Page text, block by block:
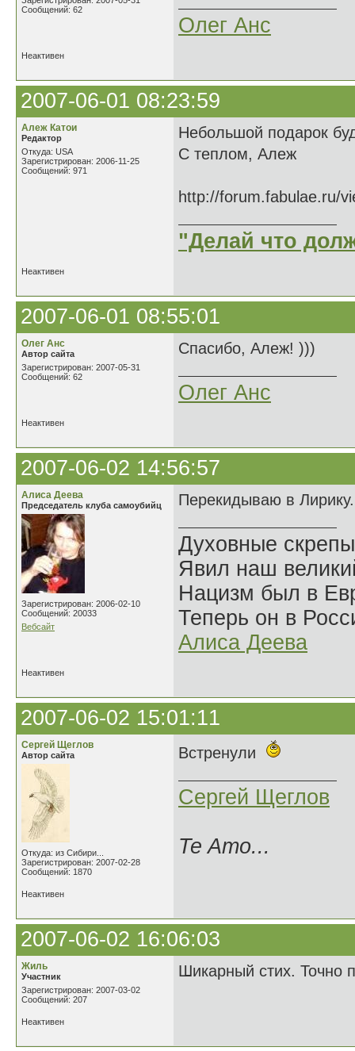
Сообщений: 62
Олег Анс
Неактивен
2007-06-01 08:23:59
Алеж Катои
Редактор
Откуда: USA
Зарегистрирован: 2006-11-25
Сообщений: 971
Небольшой подарок
С теплом, Алеж
http://forum.fabulae.ru/
"Делай что
Неактивен
2007-06-01 08:55:01
Олег Анс
Автор сайта
Зарегистрирован: 2007-05-31
Сообщений: 62
Спасибо, Алеж! )))
Олег Анс
Неактивен
2007-06-02 14:56:57
Алиса Деева
Председатель клуба самоубийц
Зарегистрирован: 2006-02-10
Сообщений: 20033
Вебсайт
Перекидываю в
Духовные
Явил наш
Нацизм был в
Теперь он в
Алиса Деева
Неактивен
2007-06-02 15:01:11
Сергей Щеглов
Автор сайта
Откуда: из Сибири...
Зарегистрирован: 2007-02-28
Сообщений: 1870
Встренули
Сергей Щеглов
Te Amo...
Неактивен
2007-06-02 16:06:03
Жиль
Участник
Зарегистрирован: 2007-03-02
Сообщений: 207
Шикарный стих. Точно
Неактивен